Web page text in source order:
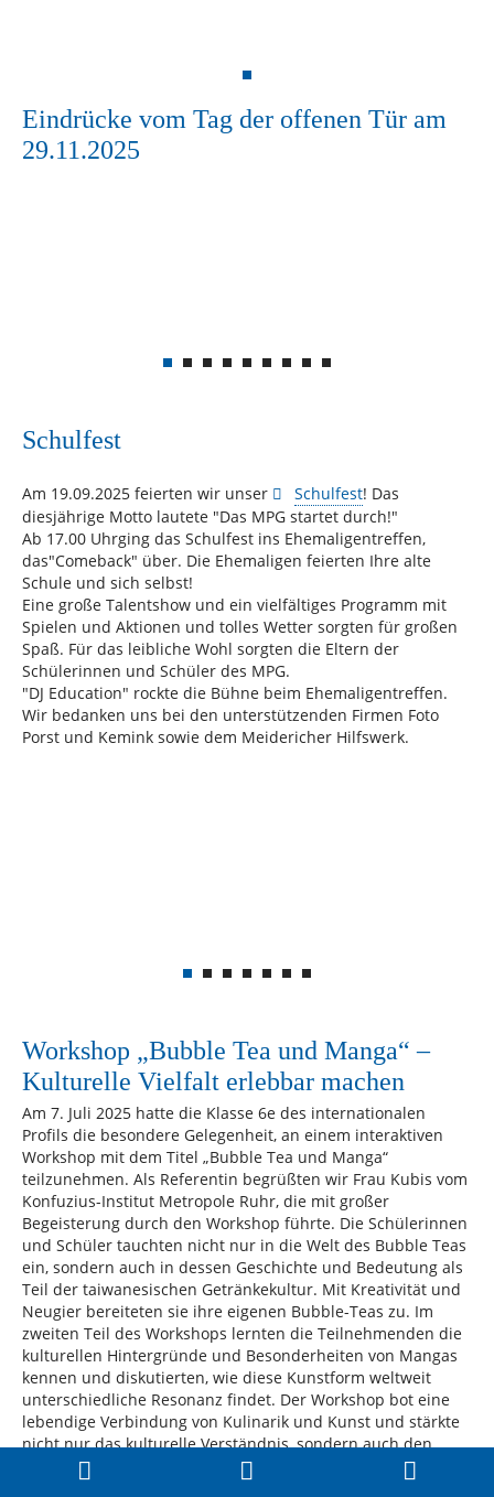
Eindrücke vom Tag der offenen Tür am
29.11.2025
Schulfest
Am 19.09.2025 feierten wir unser Schulfest! Das
diesjährige Motto lautete "Das MPG startet durch!"
Ab 17.00 Uhrging das Schulfest ins Ehemaligentreffen,
das"Comeback" über. Die Ehemaligen feierten Ihre alte
Schule und sich selbst!
Eine große Talentshow und ein vielfältiges Programm mit
Spielen und Aktionen und tolles Wetter sorgten für großen
Spaß. Für das leibliche Wohl sorgten die Eltern der
Schülerinnen und Schüler des MPG.
"DJ Education" rockte die Bühne beim Ehemaligentreffen.
Wir bedanken uns bei den unterstützenden Firmen Foto
Porst und Kemink sowie dem Meidericher Hilfswerk.
Workshop „Bubble Tea und Manga“ –
Kulturelle Vielfalt erlebbar machen
Am 7. Juli 2025 hatte die Klasse 6e des internationalen
Profils die besondere Gelegenheit, an einem interaktiven
Workshop mit dem Titel „Bubble Tea und Manga“
teilzunehmen. Als Referentin begrüßten wir Frau Kubis vom
Konfuzius-Institut Metropole Ruhr, die mit großer
Begeisterung durch den Workshop führte. Die Schülerinnen
und Schüler tauchten nicht nur in die Welt des Bubble Teas
ein, sondern auch in dessen Geschichte und Bedeutung als
Teil der taiwanesischen Getränkekultur. Mit Kreativität und
Neugier bereiteten sie ihre eigenen Bubble-Teas zu. Im
zweiten Teil des Workshops lernten die Teilnehmenden die
kulturellen Hintergründe und Besonderheiten von Mangas
kennen und diskutierten, wie diese Kunstform weltweit
unterschiedliche Resonanz findet. Der Workshop bot eine
lebendige Verbindung von Kulinarik und Kunst und stärkte
nicht nur das kulturelle Verständnis, sondern auch den
Teamgeist und die Neugier der Schülerinnen und Schüler.